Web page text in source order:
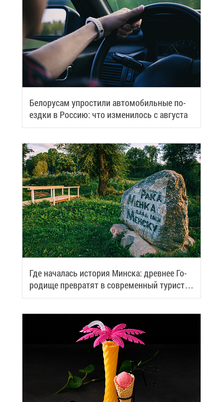
Бе­ло­ру­сам упро­сти­ли ав­то­мо­биль­ные по­
езд­ки в Рос­сию: что из­ме­ни­лось с ав­гу­ста
Где на­ча­лась ис­то­рия Мин­ска: древ­нее Го­
ро­ди­ще пре­вра­тят в со­вре­мен­ный ту­ри­сти­
че­ский центр